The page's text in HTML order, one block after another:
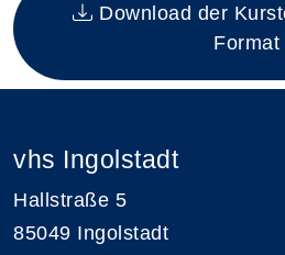
Download der
Format
vhs Ingolstadt
Hallstraße 5
85049 Ingolstadt